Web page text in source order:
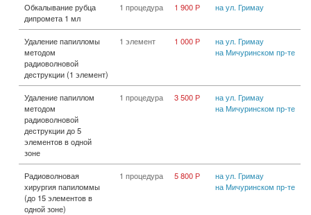
Обкалывание рубца
дипромета 1 мл
1 процедура 1 900 Р на ул. Гримау
Удаление папилломы
методом
радиоволновой
деструкции (1 элемент)
1 элемент 1 000 Р
на ул. Гримау
на Мичуринском пр-те
Удаление папиллом
методом
радиоволновой
деструкции до 5
элементов в одной
зоне
1 процедура 3 500 Р
на ул. Гримау
на Мичуринском пр-те
Радиоволновая
хирургия папиломмы
(до 15 элементов в
одной зоне)
1 процедура 5 800 Р
на ул. Гримау
на Мичуринском пр-те